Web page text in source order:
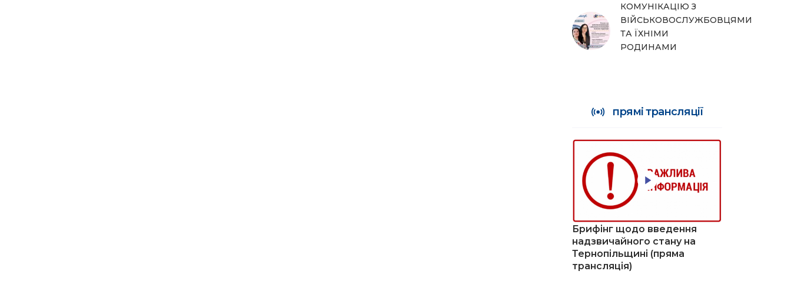
КОМУНІКАЦІЮ З
ВІЙСЬКОВОСЛУЖБОВЦЯМИ
ТА ЇХНІМИ
РОДИНАМИ
прямі трансляції
Брифінг щодо введення
надзвичайного стану на
Тернопільщині (пряма
трансляція)